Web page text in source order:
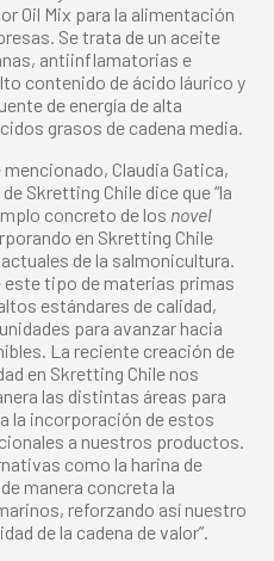
Oil Mix para la alimentación
Se trata de un aceite
antiinflamatorias e
contenido de ácido láurico y
de energía de alta
grasos de cadena media.
Claudia Gatica,
Skretting Chile dice que “la
concreto de los novel
en Skretting Chile
de la salmonicultura.
este tipo de materias primas
estándares de calidad,
para avanzar hacia
La reciente creación de
en Skretting Chile nos
las distintas áreas para
la incorporación de estos
a nuestros productos.
como la harina de
manera concreta la
reforzando así nuestro
de la cadena de valor”.